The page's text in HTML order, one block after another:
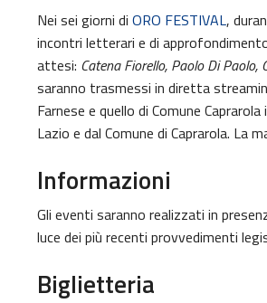
Nei sei giorni di ORO FESTIVAL,
incontri letterari e di
attesi: Catena Fiorello, Paolo Di Paolo,
saranno trasmessi in diretta
Farnese e quello di Comune
Lazio e dal Comune di Caprarola. La
Informazioni
Gli eventi saranno realizzati in
luce dei più recenti provvedimenti
Biglietteria